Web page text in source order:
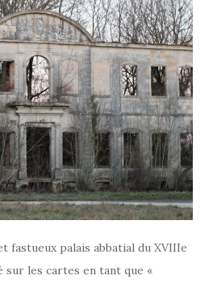
fastueux palais abbatial du XVIIIe
sur les cartes en tant que «